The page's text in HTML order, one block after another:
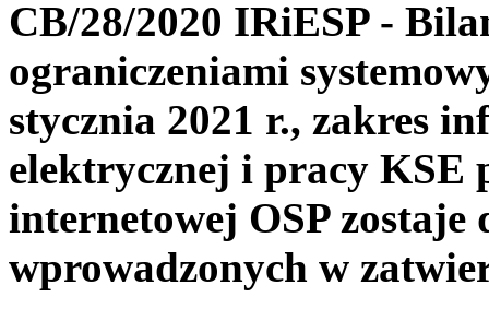
CB/28/2020 IRiESP -
ograniczeniami
stycznia 2021 r., zakres
elektrycznej i pracy KSE
internetowej OSP zostaje
wprowadzonych w